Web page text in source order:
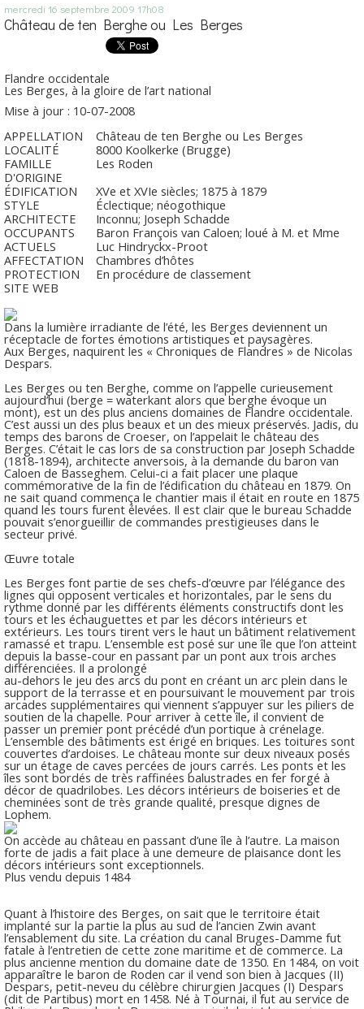
mercredi 16 septembre 2009 17h08
Château de ten Berghe ou Les Berges
Flandre occidentale
Les Berges, à la gloire de l’art national
Mise à jour : 10-07-2008
APPELLATION
Château de ten Berghe ou Les Berges
LOCALITÉ
8000 Koolkerke (Brugge)
FAMILLE
D'ORIGINE
Les Roden
ÉDIFICATION
XVe et XVIe siècles; 1875 à 1879
STYLE
Éclectique; néogothique
ARCHITECTE
Inconnu; Joseph Schadde
OCCUPANTS
ACTUELS
Baron François van Caloen; loué à M. et Mme
Luc Hindryckx-Proot
AFFECTATION
Chambres d’hôtes
PROTECTION
En procédure de classement
SITE WEB
Dans la lumière irradiante de l’été, les Berges deviennent un
réceptacle de fortes émotions artistiques et paysagères.
Aux Berges, naquirent les « Chroniques de Flandres » de Nicolas
Despars.
Les Berges ou ten Berghe, comme on l’appelle curieusement
aujourd’hui (berge = waterkant alors que berghe évoque un
mont), est un des plus anciens domaines de Flandre occidentale.
C’est aussi un des plus beaux et un des mieux préservés. Jadis, du
temps des barons de Croeser, on l’appelait le château des
Berges. C’était le cas lors de sa construction par Joseph Schadde
(1818-1894), architecte anversois, à la demande du baron van
Caloen de Basseghem. Celui-ci a fait placer une plaque
commémorative de la fin de l’édification du château en 1879. On
ne sait quand commença le chantier mais il était en route en 1875
quand les tours furent élevées. Il est clair que le bureau Schadde
pouvait s’enorgueillir de commandes prestigieuses dans le
secteur privé.
Œuvre totale
Les Berges font partie de ses chefs-d’œuvre par l’élégance des
lignes qui opposent verticales et horizontales, par le sens du
rythme donné par les différents éléments constructifs dont les
tours et les échauguettes et par les décors intérieurs et
extérieurs. Les tours tirent vers le haut un bâtiment relativement
ramassé et trapu. L’ensemble est posé sur une île que l’on atteint
depuis la basse-cour en passant par un pont aux trois arches
différenciées. Il a prolongé
au-dehors le jeu des arcs du pont en créant un arc plein dans le
support de la terrasse et en poursuivant le mouvement par trois
arcades supplémentaires qui viennent s’appuyer sur les piliers de
soutien de la chapelle. Pour arriver à cette île, il convient de
passer un premier pont précédé d’un portique à crénelage.
L’ensemble des bâtiments est érigé en briques. Les toitures sont
couvertes d’ardoises. Le château monte sur deux niveaux posés
sur un étage de caves percées de jours carrés. Les ponts et les
îles sont bordés de très raffinées balustrades en fer forgé à
décor de quadrilobes. Les décors intérieurs de boiseries et de
cheminées sont de très grande qualité, presque dignes de
Lophem.
On accède au château en passant d’une île à l’autre. La maison
forte de jadis a fait place à une demeure de plaisance dont les
décors intérieurs sont exceptionnels.
Plus vendu depuis 1484
Quant à l’histoire des Berges, on sait que le territoire était
implanté sur la partie la plus au sud de l’ancien Zwin avant
l’ensablement du site. La création du canal Bruges-Damme fut
fatale à l’entretien de cette zone maritime et de commerce. La
plus ancienne mention du domaine date de 1350. En 1484, on voit
apparaître le baron de Roden car il vend son bien à Jacques (II)
Despars, petit-neveu du célèbre chirurgien Jacques (I) Despars
(dit de Partibus) mort en 1458. Né à Tournai, il fut au service de